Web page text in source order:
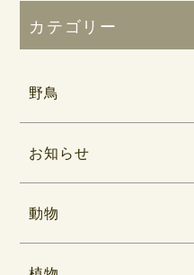
カテゴリー
野鳥
お知らせ
動物